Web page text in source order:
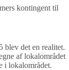
kontingent til
blev det en realitet.
af lokalområdet
i lokalområdet.